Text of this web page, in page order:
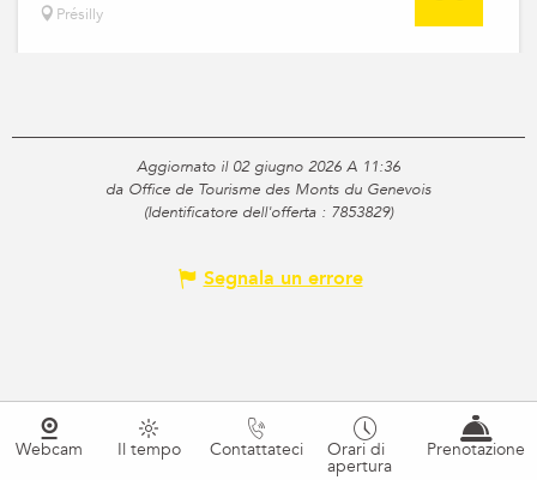
Présilly
Aggiornato il 02 giugno 2026 A 11:36
da Office de Tourisme des Monts du Genevois
(Identificatore dell'offerta : 7853829)
Segnala un errore
Webcam Il tempo Contattateci Orari di
apertura
Prenotazione